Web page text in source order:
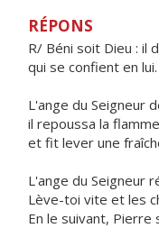
RÉPONS
R/ Béni soit Dieu : il
qui se confient en lui.
L'ange du Seigneur
il repoussa la flamme
et fit lever une
L'ange du Seigneur
Lève-toi vite et les
En le suivant,